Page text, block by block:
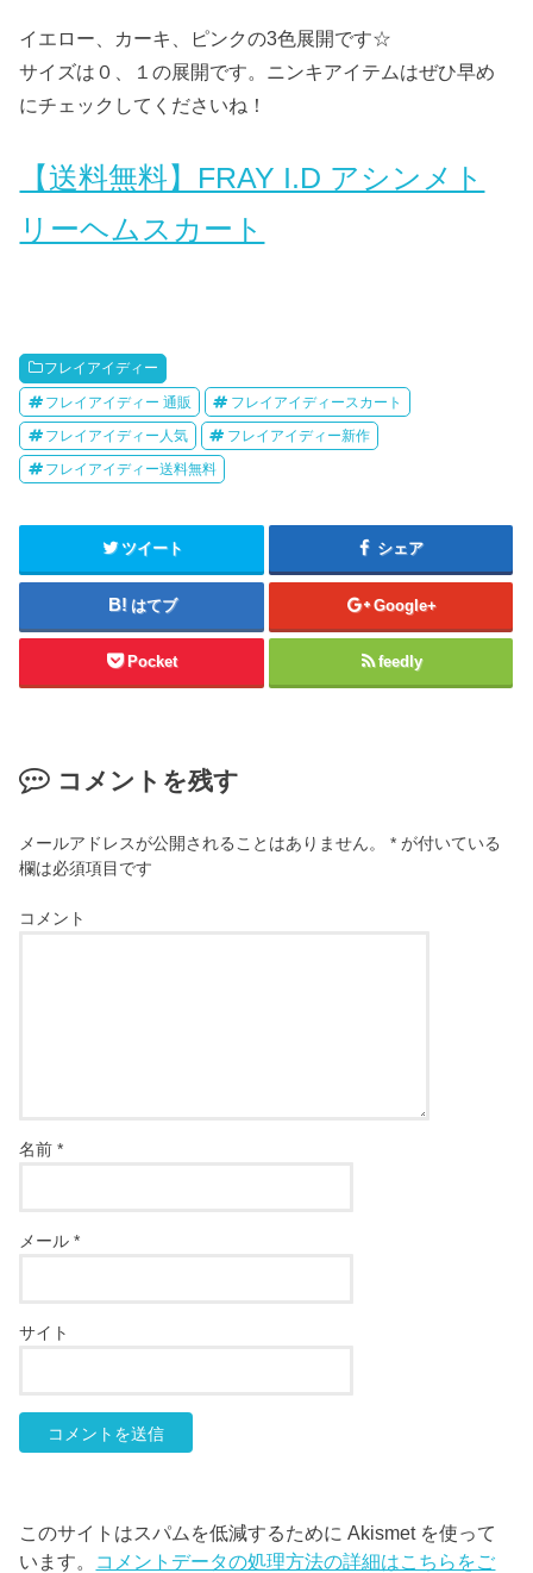
イエロー、カーキ、ピンクの3色展開です☆
サイズは０、１の展開です。ニンキアイテムはぜひ早め
にチェックしてくださいね！
【送料無料】FRAY I.D アシンメト
リーヘムスカート
フレイアイディー
フレイアイディー 通販 フレイアイディースカート
フレイアイディー人気 フレイアイディー新作
フレイアイディー送料無料
ツイート シェア
はてブ Google+
Pocket feedly
コメントを残す
メールアドレスが公開されることはありません。 * が付いている
欄は必須項目です
コメント
名前*
メール*
サイト
このサイトはスパムを低減するために Akismet を使って
います。 コメントデータの処理方法の詳細はこちらをご